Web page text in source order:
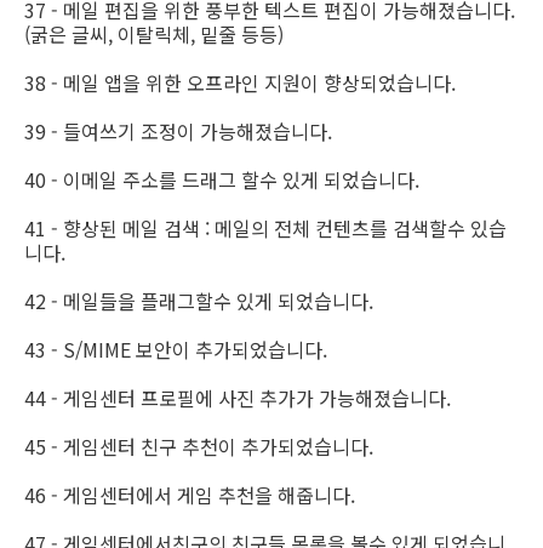
37 - 메일 편집을 위한 풍부한 텍스트 편집이 가능해졌습니다.
(굵은 글씨, 이탈릭체, 밑줄 등등)
38 - 메일 앱을 위한 오프라인 지원이 향상되었습니다.
39 - 들여쓰기 조정이 가능해졌습니다.
40 - 이메일 주소를 드래그 할수 있게 되었습니다.
41 - 향상된 메일 검색 : 메일의 전체 컨텐츠를 검색할수 있습
니다.
42 - 메일들을 플래그할수 있게 되었습니다.
43 - S/MIME 보안이 추가되었습니다.
44 - 게임센터 프로필에 사진 추가가 가능해졌습니다.
45 - 게임센터 친구 추천이 추가되었습니다.
46 - 게임센터에서 게임 추천을 해줍니다.